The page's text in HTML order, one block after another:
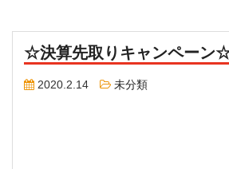
☆決算先取りキャンペーン
2020.2.14 未分類